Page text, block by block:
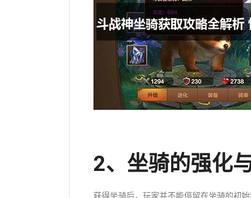
2、坐骑的强化
获得坐骑后，玩家并不能停留在坐骑的初